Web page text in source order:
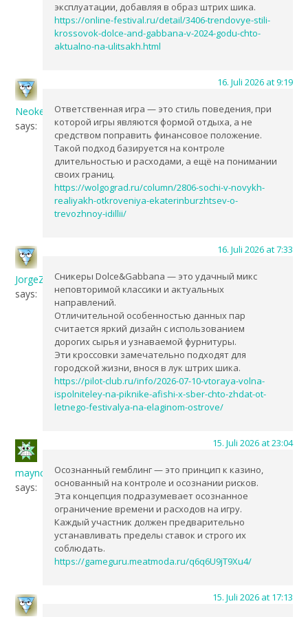
эксплуатации, добавляя в образ штрих шика.
https://online-festival.ru/detail/3406-trendovye-stili-
krossovok-dolce-and-gabbana-v-2024-godu-chto-
aktualno-na-ulitsakh.html
16. Juli 2026 at 9:19
NeokeDes
says:
Ответственная игра — это стиль поведения, при
которой игры являются формой отдыха, а не
средством поправить финансовое положение.
Такой подход базируется на контроле
длительностью и расходами, а ещё на понимании
своих границ.
https://wolgograd.ru/column/2806-sochi-v-novykh-
realiyakh-otkroveniya-ekaterinburzhtsev-o-
trevozhnoy-idillii/
16. Juli 2026 at 7:33
JorgeZow
says:
Сникеры Dolce&Gabbana — это удачный микс
неповторимой классики и актуальных
направлений.
Отличительной особенностью данных пар
считается яркий дизайн с использованием
дорогих сырья и узнаваемой фурнитуры.
Эти кроссовки замечательно подходят для
городской жизни, внося в лук штрих шика.
https://pilot-club.ru/info/2026-07-10-vtoraya-volna-
ispolniteley-na-piknike-afishi-x-sber-chto-zhdat-ot-
letnego-festivalya-na-elaginom-ostrove/
15. Juli 2026 at 23:04
maync
says:
Осознанный гемблинг — это принцип к казино,
основанный на контроле и осознании рисков.
Эта концепция подразумевает осознанное
ограничение времени и расходов на игру.
Каждый участник должен предварительно
устанавливать пределы ставок и строго их
соблюдать.
https://gameguru.meatmoda.ru/q6q6U9jT9Xu4/
15. Juli 2026 at 17:13